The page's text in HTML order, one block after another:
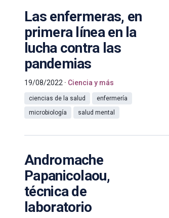
Las enfermeras, en
primera línea en la
lucha contra las
pandemias
19/08/2022 Ciencia y más
ciencias de la salud
enfermería
microbiología
salud mental
Andromache
Papanicolaou,
técnica de
laboratorio